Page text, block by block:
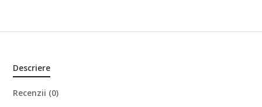
Descriere
Recenzii (0)